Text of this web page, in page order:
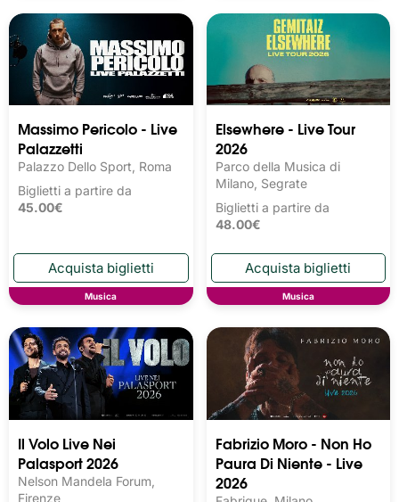
Massimo Pericolo - Live
Palazzetti
Palazzo Dello Sport, Roma
Biglietti a partire da
45.00€
Musica
Elsewhere - Live Tour
2026
Parco della Musica di
Milano, Segrate
Biglietti a partire da
48.00€
Musica
Il Volo Live Nei
Palasport 2026
Nelson Mandela Forum,
Firenze
Fabrizio Moro - Non Ho
Paura Di Niente - Live
2026